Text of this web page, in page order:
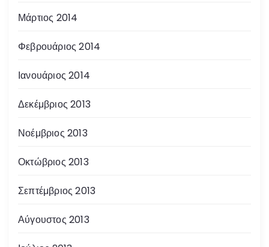
Μάρτιος 2014
Φεβρουάριος 2014
Ιανουάριος 2014
Δεκέμβριος 2013
Νοέμβριος 2013
Οκτώβριος 2013
Σεπτέμβριος 2013
Αύγουστος 2013